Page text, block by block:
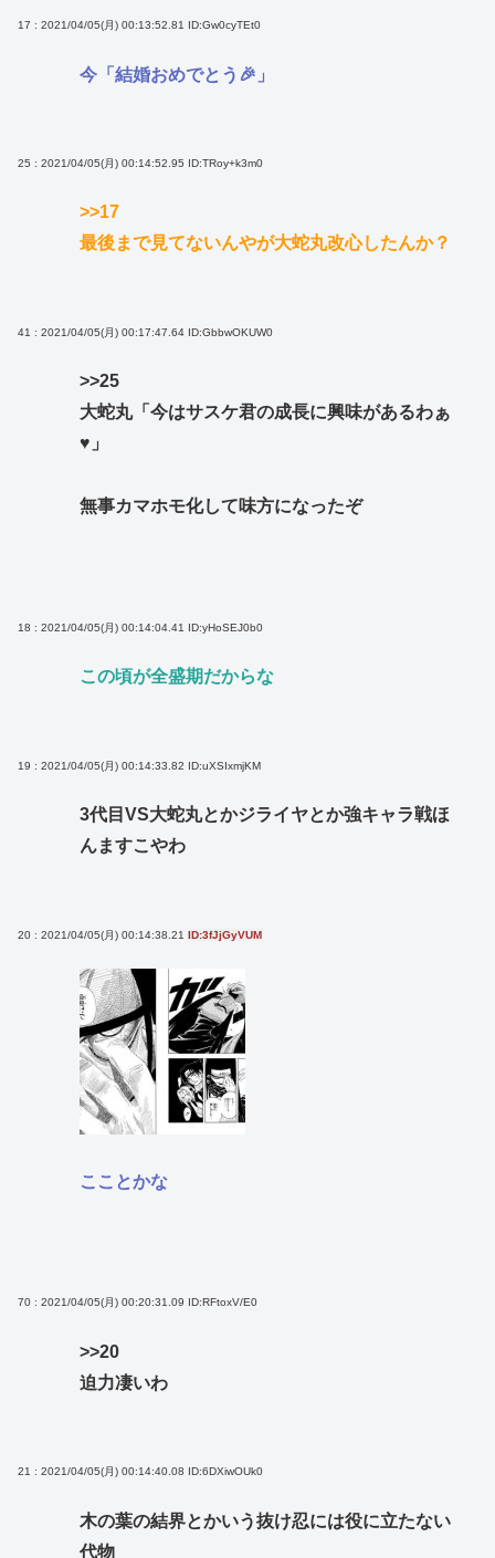
17 : 2021/04/05(月) 00:13:52.81 ID:Gw0cyTEt0
今「結婚おめでとう🎉」
25 : 2021/04/05(月) 00:14:52.95 ID:TRoy+k3m0
>>17
最後まで見てないんやが大蛇丸改心したんか？
41 : 2021/04/05(月) 00:17:47.64 ID:GbbwOKUW0
>>25
大蛇丸「今はサスケ君の成長に興味があるわぁ
♥」
無事カマホモ化して味方になったぞ
18 : 2021/04/05(月) 00:14:04.41 ID:yHoSEJ0b0
この頃が全盛期だからな
19 : 2021/04/05(月) 00:14:33.82 ID:uXSIxmjKM
3代目VS大蛇丸とかジライヤとか強キャラ戦ほ
んますこやわ
20 : 2021/04/05(月) 00:14:38.21 ID:3fJjGyVUM
こことかな
70 : 2021/04/05(月) 00:20:31.09 ID:RFtoxV/E0
>>20
迫力凄いわ
21 : 2021/04/05(月) 00:14:40.08 ID:6DXiwOUk0
木の葉の結界とかいう抜け忍には役に立たない
代物